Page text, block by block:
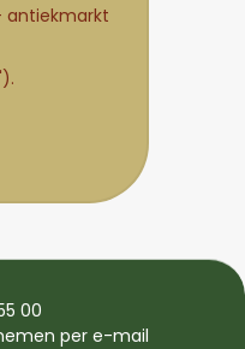
antiekmarkt
00
per e-mail